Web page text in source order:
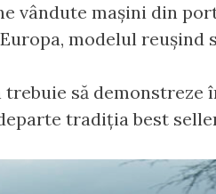
vândute mașini din
modelul reușind
trebuie să
tradiția best